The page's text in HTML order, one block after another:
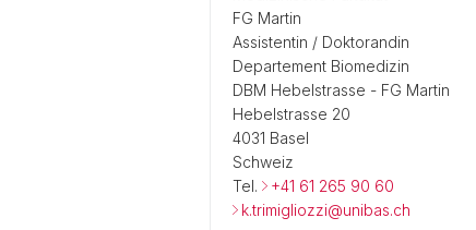
FG Martin
Assistentin / Doktorandin
Departement Biomedizin
DBM Hebelstrasse - FG Martin
Hebelstrasse 20
4031 Basel
Schweiz
Tel.
+41 61 265 90 60
k.trimigliozzi@unibas.ch